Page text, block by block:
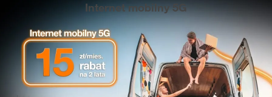
Internet mobilny 5G